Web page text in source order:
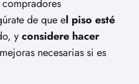
de que el piso esté
yconsidere hacer
necesarias si es